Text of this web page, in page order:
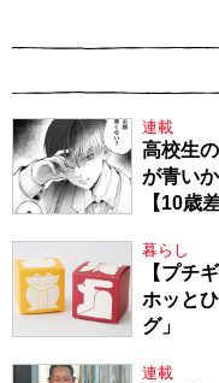
連載
高校生
が青い
【10歳
暮らし
【プチ
ホッと
グ」
連載